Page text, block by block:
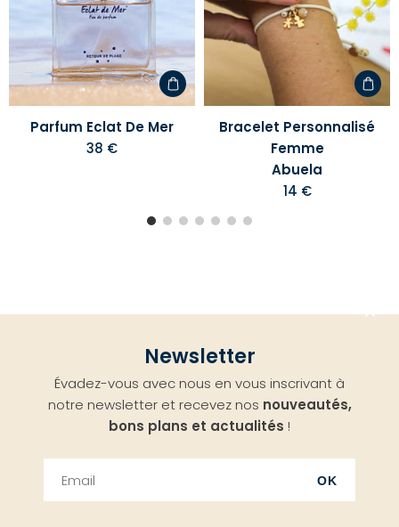
d'envies
Parfum Eclat De Mer
38 €
votre
liste
Bracelet Personnalisé
Femme
Abuela
14 €
Newsletter
Évadez-vous avec nous en vous inscrivant à
notre newsletter et recevez nos nouveautés,
bons plans et actualités !
OK